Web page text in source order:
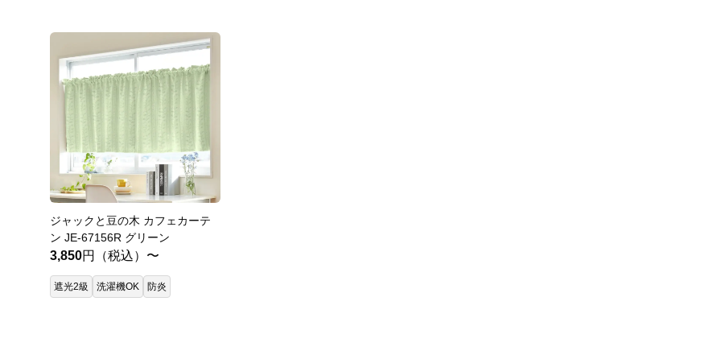
ジャックと豆の木 カフェカーテ
ン JE-67156R グリーン
3,850円（税込）〜
遮光2級 洗濯機OK 防炎